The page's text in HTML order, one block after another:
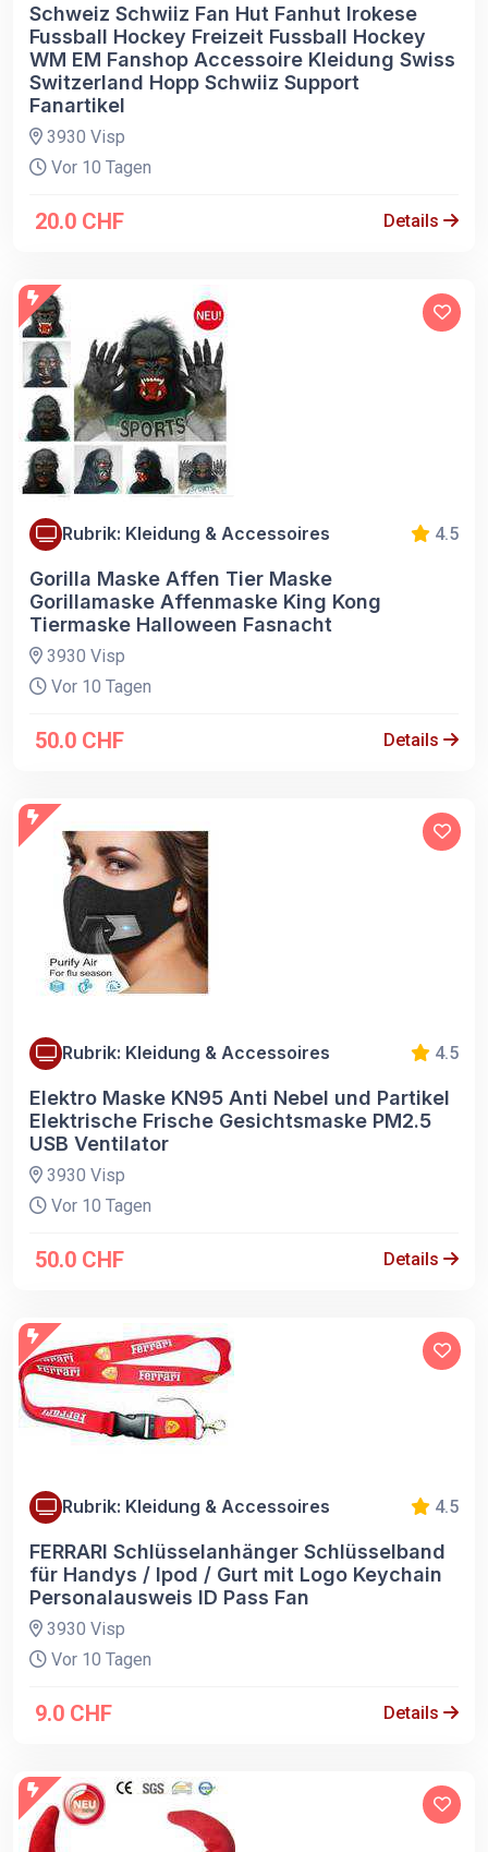
Schweiz Schwiiz Fan Hut Fanhut Irokese
Fussball Hockey Freizeit Fussball Hockey
WM EM Fanshop Accessoire Kleidung Swiss
Switzerland Hopp Schwiiz Support
Fanartikel
3930 Visp
Vor 10 Tagen
20.0 CHF Details
Rubrik: Kleidung & Accessoires 4.5
Gorilla Maske Affen Tier Maske
Gorillamaske Affenmaske King Kong
Tiermaske Halloween Fasnacht
3930 Visp
Vor 10 Tagen
50.0 CHF Details
Rubrik: Kleidung & Accessoires 4.5
Elektro Maske KN95 Anti Nebel und Partikel
Elektrische Frische Gesichtsmaske PM2.5
USB Ventilator
3930 Visp
Vor 10 Tagen
50.0 CHF Details
Rubrik: Kleidung & Accessoires 4.5
FERRARI Schlüsselanhänger Schlüsselband
für Handys / Ipod / Gurt mit Logo Keychain
Personalausweis ID Pass Fan
3930 Visp
Vor 10 Tagen
9.0 CHF Details